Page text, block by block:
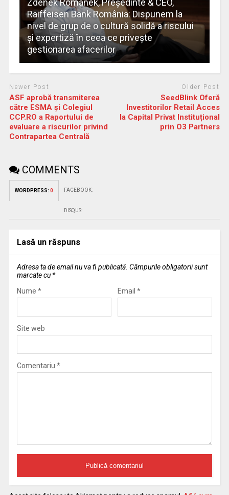
Zdenek Romanek, Președinte & CEO,
Raiffeisen Bank România: Dispunem la
nivel de grup de o cultură solidă a riscului
și expertiză în ceea ce privește
gestionarea afacerilor
Newer Post
ASF aprobă transmiterea
către ESMA și Colegiul
CCP.RO a Raportului de
evaluare a riscurilor privind
Contrapartea Centrală
Older Post
SeedBlink Oferă
Investitorilor Retail Acces
la Capital Privat Instituțional
prin O3 Partners
COMMENTS
WORDPRESS: 0 FACEBOOK:
DISQUS:
Lasă un răspuns
Adresa ta de email nu va fi publicată. Câmpurile obligatorii sunt
marcate cu *
Nume * Email *
Site web
Comentariu *